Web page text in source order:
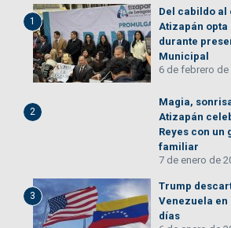
1
Del cabildo al
Atizapán
durante
Municipal
6 de febrero de
2
Magia,
Atizapán
Reyes con un
familiar
7 de enero de
3
Trump
Venezuela en
días